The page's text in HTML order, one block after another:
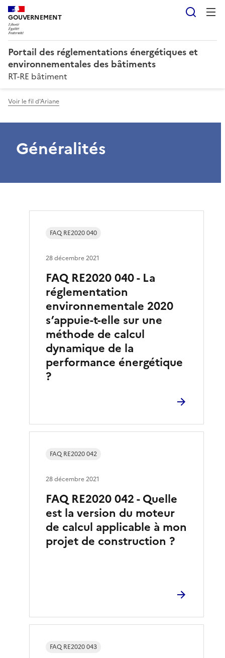
GOUVERNEMENT
Portail des réglementations énergétiques et
environnementales des bâtiments
RT-RE bâtiment
Voir le fil d'Ariane
Généralités
FAQ RE2020 040 - La
réglementation
environnementale 2020
s’appuie-t-elle sur une
méthode de calcul
dynamique de la
performance énergétique
?
FAQ RE2020 040
28 décembre 2021
FAQ RE2020 042 - Quelle
est la version du moteur
de calcul applicable à mon
projet de construction ?
FAQ RE2020 042
28 décembre 2021
FAQ RE2020 043